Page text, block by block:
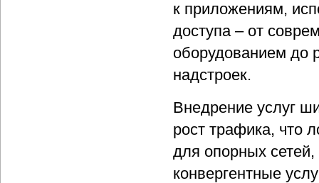
к приложениям,
доступа – от
оборудованием до
надстроек.
Внедрение услуг
рост трафика, что
для опорных
конвергентные